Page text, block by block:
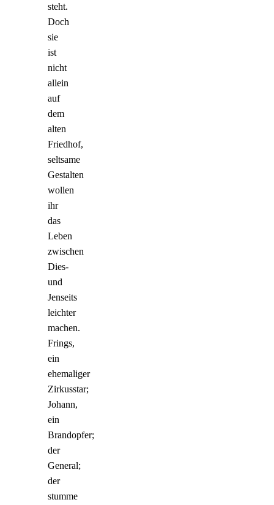
steht.
Doch
sie
ist
nicht
allein
auf
dem
alten
Friedhof,
seltsame
Gestalten
wollen
ihr
das
Leben
zwischen
Dies-
und
Jenseits
leichter
machen.
Frings,
ein
ehemaliger
Zirkusstar;
Johann,
ein
Brandopfer;
der
General;
der
stumme